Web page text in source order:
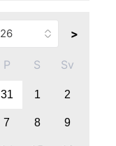
>
P S Sv
31 1 2
7 8 9